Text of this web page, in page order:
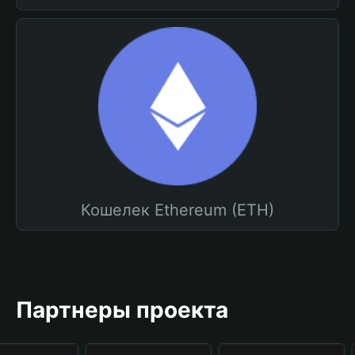
Кошелек Ethereum (ETH)
Партнеры проекта